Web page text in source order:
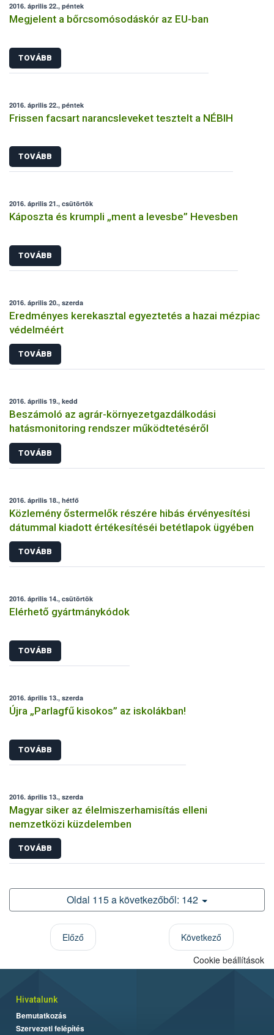
2016. április 22., péntek
Megjelent a bőrcsomósodáskór az EU-ban
TOVÁBB
2016. április 22., péntek
Frissen facsart narancsleveket tesztelt a NÉBIH
TOVÁBB
2016. április 21., csütörtök
Káposzta és krumpli „ment a levesbe” Hevesben
TOVÁBB
2016. április 20., szerda
Eredményes kerekasztal egyeztetés a hazai mézpiac
védelméért
TOVÁBB
2016. április 19., kedd
Beszámoló az agrár-környezetgazdálkodási
hatásmonitoring rendszer működtetéséről
TOVÁBB
2016. április 18., hétfő
Közlemény őstermelők részére hibás érvényesítési
dátummal kiadott értékesítéséi betétlapok ügyében
TOVÁBB
2016. április 14., csütörtök
Elérhető gyártmánykódok
TOVÁBB
2016. április 13., szerda
Újra „Parlagfű kisokos” az iskolákban!
TOVÁBB
2016. április 13., szerda
Magyar siker az élelmiszerhamisítás elleni
nemzetközi küzdelemben
TOVÁBB
Oldal 115 a következőből: 142
Előző
Következő
Cookie beállítások
Hivatalunk
Bemutatkozás
Szervezeti felépítés